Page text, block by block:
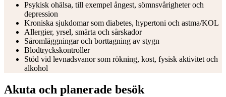
Psykisk ohälsa, till exempel ångest, sömnsvårigheter och
depression
Kroniska sjukdomar som diabetes, hypertoni och astma/KOL
Allergier, yrsel, smärta och sårskador
Såromläggningar och borttagning av stygn
Blodtryckskontroller
Stöd vid levnadsvanor som rökning, kost, fysisk aktivitet och
alkohol
Akuta och planerade besök